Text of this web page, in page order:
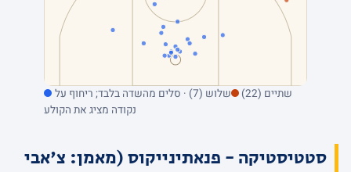
שתיים (22)
שלוש (7) · סלים מהשדה בלבד; ריחוף על
נקודה מציג את הקולע
סטטיסטיקה - פנאתינייקוס (מאמן: צ'אבי